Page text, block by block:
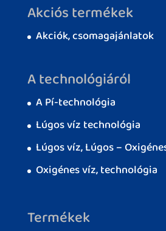
Akciós termékek
Akciók, csomagajánlatok
A technológiáról
A Pí-technológia
Lúgos víz technológia
Lúgos víz, Lúgos –
Oxigénes víz, technológia
Termékek